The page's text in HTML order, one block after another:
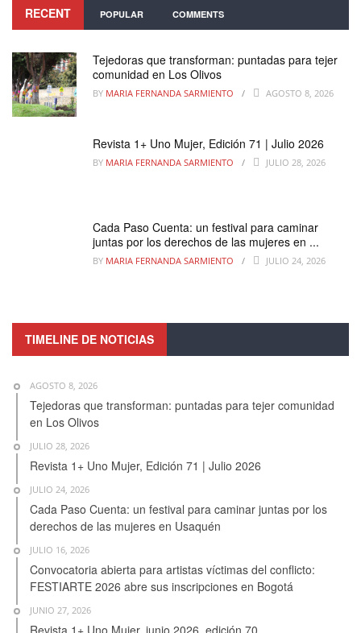
RECENT POPULAR COMMENTS
Tejedoras que transforman: puntadas para tejer
comunidad en Los Olivos
BY MARIA FERNANDA SARMIENTO AGOSTO 8, 2026
Revista 1+ Uno Mujer, Edición 71 | Julio 2026
BY MARIA FERNANDA SARMIENTO JULIO 28, 2026
Cada Paso Cuenta: un festival para caminar
juntas por los derechos de las mujeres en ...
BY MARIA FERNANDA SARMIENTO JULIO 24, 2026
TIMELINE DE NOTICIAS
AGOSTO 8, 2026
Tejedoras que transforman: puntadas para tejer comunidad
en Los Olivos
JULIO 28, 2026
Revista 1+ Uno Mujer, Edición 71 | Julio 2026
JULIO 24, 2026
Cada Paso Cuenta: un festival para caminar juntas por los
derechos de las mujeres en Usaquén
JULIO 16, 2026
Convocatoria abierta para artistas víctimas del conflicto:
FESTIARTE 2026 abre sus inscripciones en Bogotá
JUNIO 27, 2026
Revista 1+ Uno Mujer, junio 2026, edición 70